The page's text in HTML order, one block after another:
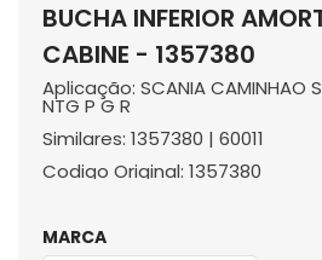
BUCHA INFERIOR
CABINE - 1357380
Aplicação: SCANIA CAMINHAO
NTG P G R
Similares: 1357380 | 60011
Codigo Original: 1357380
MARCA